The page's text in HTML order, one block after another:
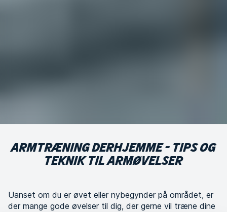
ARMTRÆNING DERHJEMME - TIPS OG
TEKNIK TIL ARMØVELSER
Uanset om du er øvet eller nybegynder på området, er
der mange gode øvelser til dig, der gerne vil træne dine